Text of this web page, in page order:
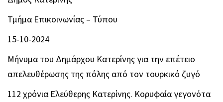
Τμήμα Επικοινωνίας – Τύπου
15-10-2024
Μήνυμα του Δημάρχου Κατερίνης για την επέτειο
απελευθέρωσης της πόλης από τον τουρκικό ζυγό
112 χρόνια Ελεύθερης Κατερίνης. Κορυφαία γεγονότα